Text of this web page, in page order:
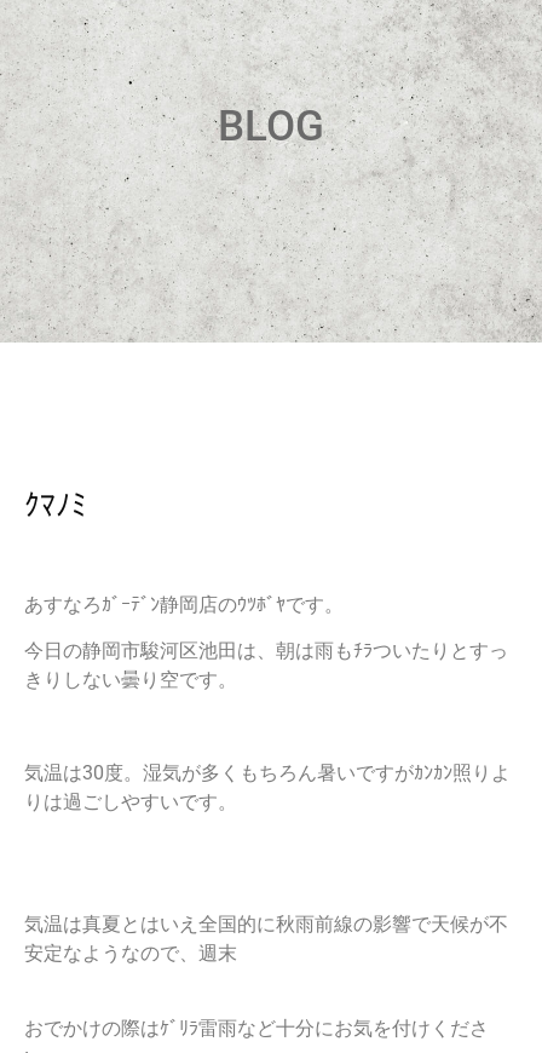
BLOG
ｸﾏﾉﾐ
あすなろｶﾞｰﾃﾞﾝ静岡店のｳﾂﾎﾞﾔです。
今日の静岡市駿河区池田は、朝は雨もﾁﾗついたりとすっ
きりしない曇り空です。
気温は30度。湿気が多くもちろん暑いですがｶﾝｶﾝ照りよ
りは過ごしやすいです。
気温は真夏とはいえ全国的に秋雨前線の影響で天候が不
安定なようなので、週末
おでかけの際はｹﾞﾘﾗ雷雨など十分にお気を付けくださ